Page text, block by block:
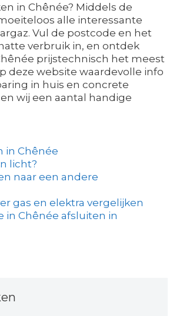
in Chênée? Middels de
alle interessante
Vul de postcode en het
verbruik in, en ontdek
prijstechnisch het meest
deze website waardevolle info
in huis en concrete
wij een aantal handige
in Chênée
licht?
naar een andere
gas en elektra vergelijken
in Chênée afsluiten in